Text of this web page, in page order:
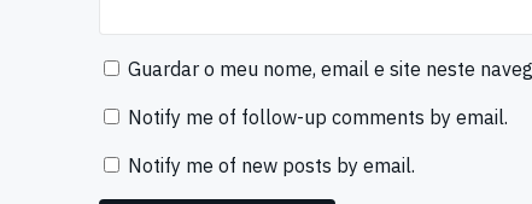
Guardar o meu nome, email e site neste
Notify me of follow-up comments by email.
Notify me of new posts by email.